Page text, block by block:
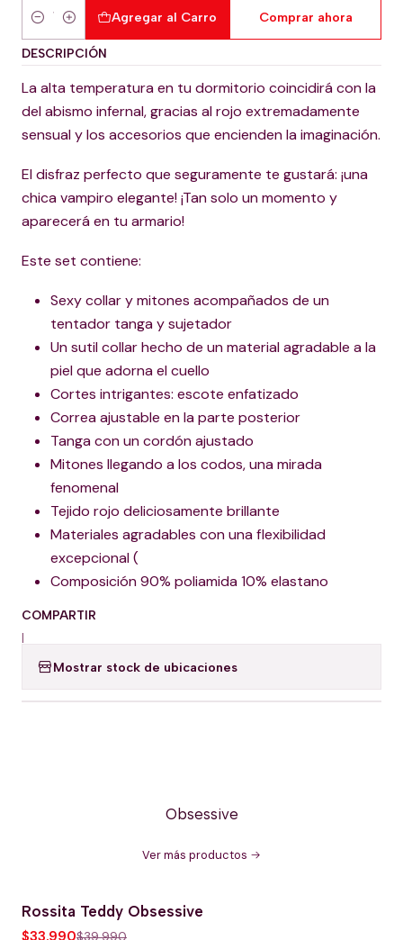
Cantidad
Agregar al Carro Comprar ahora
DESCRIPCIÓN
La alta temperatura en tu dormitorio coincidirá con la
del abismo infernal, gracias al rojo extremadamente
sensual y los accesorios que encienden la imaginación.
El disfraz perfecto que seguramente te gustará: ¡una
chica vampiro elegante! ¡Tan solo un momento y
aparecerá en tu armario!
Este set contiene:
Sexy collar y mitones acompañados de un
tentador tanga y sujetador
Un sutil collar hecho de un material agradable a la
piel que adorna el cuello
Cortes intrigantes: escote enfatizado
Correa ajustable en la parte posterior
Tanga con un cordón ajustado
Mitones llegando a los codos, una mirada
fenomenal
Tejido rojo deliciosamente brillante
Materiales agradables con una flexibilidad
excepcional (
Composición 90% poliamida 10% elastano
COMPARTIR
|
Mostrar stock de ubicaciones
Obsessive
Ver más productos
-15% OFERTA HOT
Rossita Teddy Obsessive